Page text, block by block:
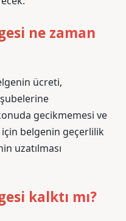
ne zaman
ücreti,
gecikmemesi ve
belgenin geçerlilik
uzatılması
kalktı mı?